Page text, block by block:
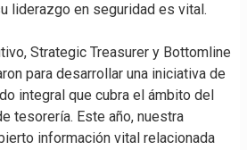
liderazgo en seguridad es vital.
Strategic Treasurer y Bottomline
para desarrollar una iniciativa de
integral que cubra el ámbito del
tesorería. Este año, nuestra
información vital relacionada